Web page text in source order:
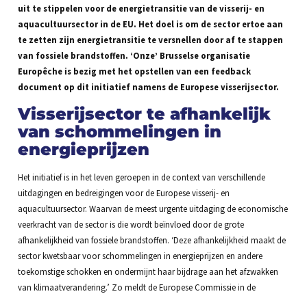
uit te stippelen voor de energietransitie van de visserij- en
aquacultuursector in de EU. Het doel is om de sector ertoe aan
te zetten zijn energietransitie te versnellen door af te stappen
van fossiele brandstoffen. ‘Onze’ Brusselse organisatie
Europêche is bezig met het opstellen van een feedback
document op dit initiatief namens de Europese visserijsector.
Visserijsector te afhankelijk
van schommelingen in
energieprijzen
Het initiatief is in het leven geroepen in de context van verschillende
uitdagingen en bedreigingen voor de Europese visserij- en
aquacultuursector. Waarvan de meest urgente uitdaging de economische
veerkracht van de sector is die wordt beïnvloed door de grote
afhankelijkheid van fossiele brandstoffen. ‘Deze afhankelijkheid maakt de
sector kwetsbaar voor schommelingen in energieprijzen en andere
toekomstige schokken en ondermijnt haar bijdrage aan het afzwakken
van klimaatverandering.’ Zo meldt de Europese Commissie in de